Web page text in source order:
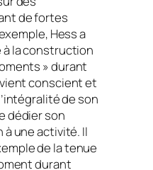
de fortes
Hess a
la construction
» durant
conscient et
de son
dédier son
une activité. Il
de la tenue
durant